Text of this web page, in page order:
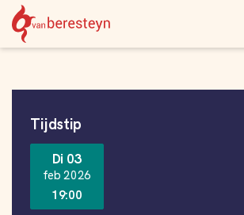
Navigatie
overslaan
Theater
vanBeresteyn
Informatie
Tijdstip
Di 03
feb 2026
19:00